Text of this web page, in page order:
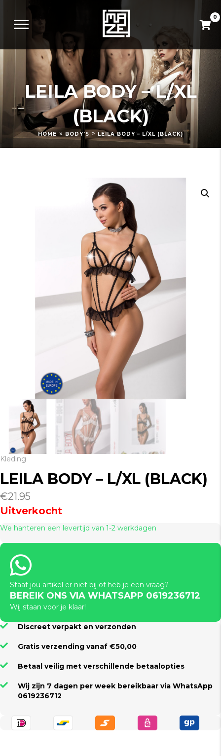
0
LEILA BODY – L/XL
(BLACK)
HOME » BODY'S » LEILA BODY – L/XL (BLACK)
Kleding
LEILA BODY – L/XL (BLACK)
€21.95
Uitverkocht
We hanteren een levertijd van 1-2 werkdagen
Staat jou artikel er niet bij of heb je een vraag?
BEREIK ONS VIA WHATSAPP 0619236712
Wij staan voor je klaar!
Discreet verpakt en verzonden
Gratis verzending vanaf €50,00
Betaal veilig met verschillende betaalopties
Wij zijn 7 dagen per week bereikbaar via WhatsApp
0619236712